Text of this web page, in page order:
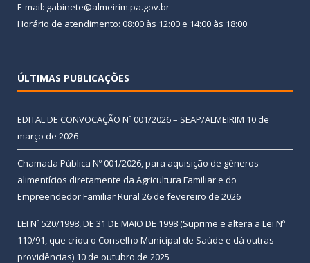
E-mail: gabinete@almeirim.pa.gov.br
Horário de atendimento: 08:00 às 12:00 e 14:00 às 18:00
ÚLTIMAS PUBLICAÇÕES
EDITAL DE CONVOCAÇÃO Nº 001/2026 – SEAP/ALMEIRIM 10 de
março de 2026
Chamada Pública Nº 001/2026, para aquisição de gêneros
alimentícios diretamente da Agricultura Familiar e do
Empreendedor Familiar Rural 26 de fevereiro de 2026
LEI Nº 520/1998, DE 31 DE MAIO DE 1998 (Suprime e altera a Lei Nº
110/91, que criou o Conselho Municipal de Saúde e dá outras
providências) 10 de outubro de 2025